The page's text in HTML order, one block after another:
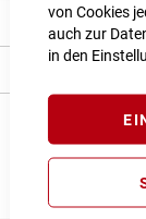
von Cookies
auch zur
in den
Bewertungen
Angaben zur